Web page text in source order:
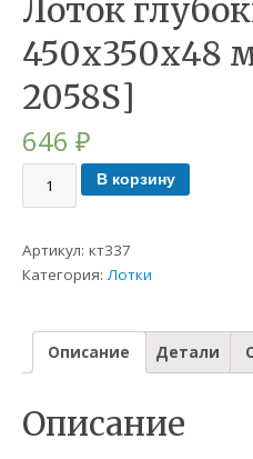
Лоток
450х350х48
2058S]
646₽
В корзину
Артикул:кт337
Категория: Лотки
Описание Детали
Описание